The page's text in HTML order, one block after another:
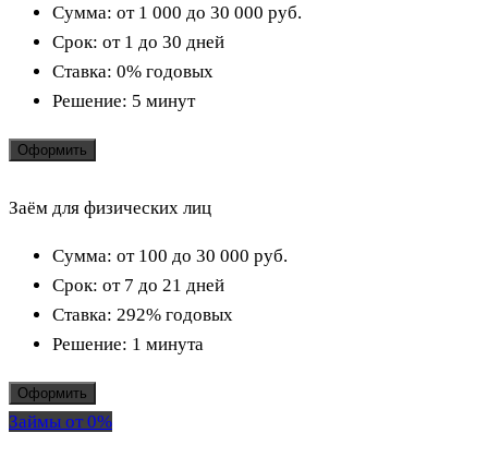
Сумма: от 1 000 до 30 000 руб.
Срок: от 1 до 30 дней
Ставка: 0% годовых
Решение: 5 минут
Оформить
Заём для физических лиц
Сумма: от 100 до 30 000 руб.
Срок: от 7 до 21 дней
Ставка: 292% годовых
Решение: 1 минута
Оформить
Займы от 0%